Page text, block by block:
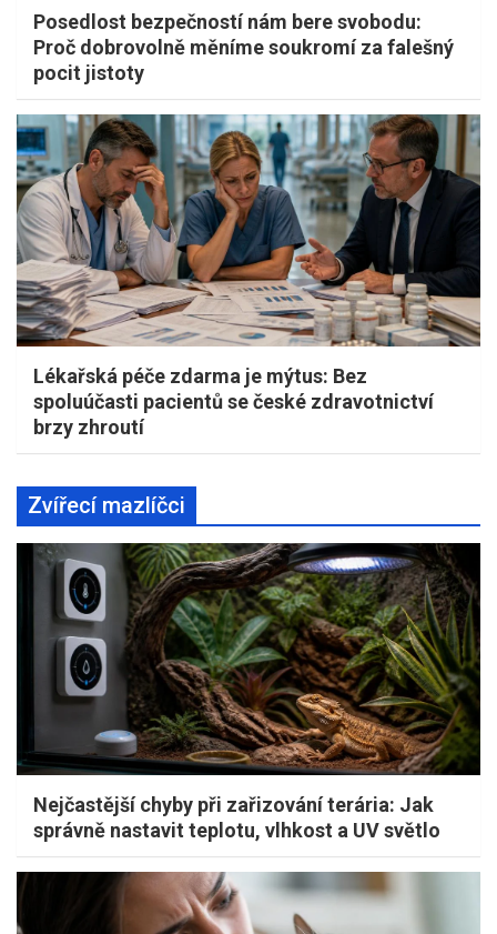
Posedlost bezpečností nám bere svobodu:
Proč dobrovolně měníme soukromí za falešný
pocit jistoty
Lékařská péče zdarma je mýtus: Bez
spoluúčasti pacientů se české zdravotnictví
brzy zhroutí
Zvířecí mazlíčci
Nejčastější chyby při zařizování terária: Jak
správně nastavit teplotu, vlhkost a UV světlo